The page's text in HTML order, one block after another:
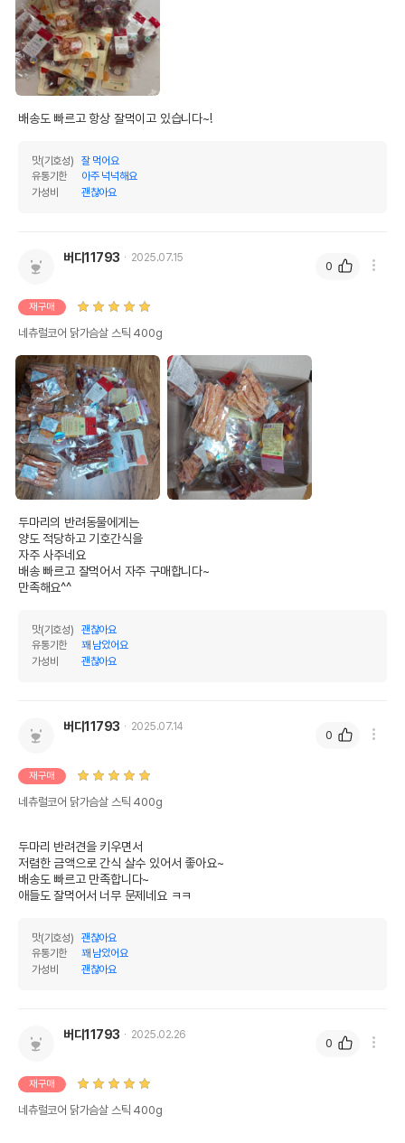
인
오메가3
오메가6
수분 28%
기타성분
원료구성 닭고기,정제소금,글리세린(야자유),곡류전분
포장상태 지퍼백
제품 타입 사사미
권장 연령 전연령용
* 브랜드사에서 제공한 정보로 모든 책임은 브랜드사에 있습니다.
* 해당 정보는 브랜드사 사정에 의해 일부 변경될 수 있습니다.
상품 필수 정보
품명 및 모델명 네츄럴코어 닭가슴살 스틱 400g
법에 의한 인증,허가 등을
받았음을 확인할수 있는
경우 그에 대한 사항
제조국 또는 원산지
제조자,수입품의 경우
수입자를 함께 표기
유통기한
유통기한이 최소 2026.12.05이거나 그
배송도 빠르고 항상 잘먹이고 있습니다~!
맛(기호성)
잘 먹어요
유통기한
아주 넉넉해요
가성비
괜찮아요
버디11793 2025.07.15
재구매
네츄럴코어 닭가슴살 스틱 400g
두마리의 반려동물에게는
양도 적당하고 기호간식을
자주 사주네요
배송 빠르고 잘먹어서 자주 구매합니다~
만족해요^^
맛(기호성)
괜찮아요
유통기한
꽤 남았어요
가성비
괜찮아요
0
버디11793 2025.07.14
재구매
네츄럴코어 닭가슴살 스틱 400g
두마리 반려견을 키우면서
저렴한 금액으로 간식 살수 있어서 좋아요~
배송도 빠르고 만족합니다~
애들도 잘먹어서 너무 문제네요 ㅋㅋ
맛(기호성)
괜찮아요
유통기한
꽤 남았어요
가성비
괜찮아요
0
버디11793 2025.02.26
재구매
네츄럴코어 닭가슴살 스틱 400g
0